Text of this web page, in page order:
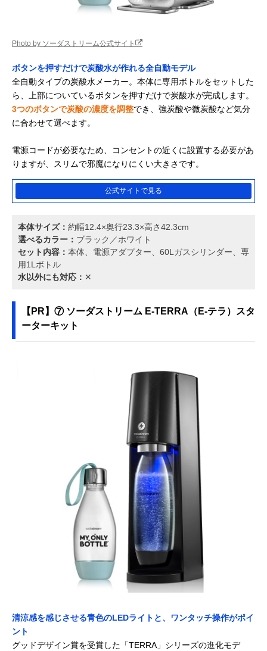
Photo by ソーダストリーム公式サイト
ボタンを押すだけで炭酸水が作れる全自動モデル
全自動タイプの炭酸水メーカー。本体に専用ボトルをセットした
ら、上部についているボタンを押すだけで炭酸水が完成します。
3つのボタンで炭酸の濃度を調整でき、強炭酸や微炭酸など気分
に合わせて選べます。
電源コードが必要なため、コンセントの近くに設置する必要があ
りますが、スリムで邪魔になりにくい大きさです。
公式サイトで見る
本体サイズ： 約幅12.4×奥行23.3×高さ42.3cm
選べるカラー： ブラック／ホワイト
セット内容： 本体、電源アダプター、60Lガスシリンダー、専
用1Lボトル
水以外にも対応： ✕
【PR】⑦ ソーダストリーム E-TERRA（E-テラ）スタ
ーターキット
清涼感を感じさせる青色のLEDライトと、ワンタッチ操作がポイ
ント
グッドデザイン賞を受賞した「TERRA」シリーズの進化モデ